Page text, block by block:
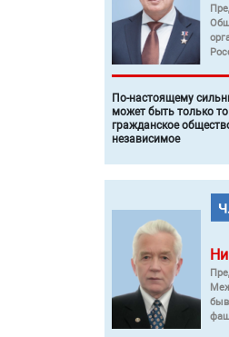
По-настоящему
может быть только
гражданское
независимое